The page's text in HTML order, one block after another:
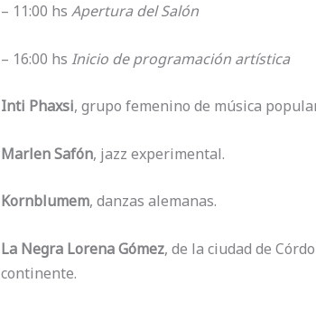
– 11:00 hs Apertura del Salón
– 16:00 hs Inicio de programación artística
Inti Phaxsi, grupo femenino de música
Marlen Safón, jazz experimental.
Kornblumem, danzas alemanas.
La Negra Lorena Gómez, de la ciudad de
continente.